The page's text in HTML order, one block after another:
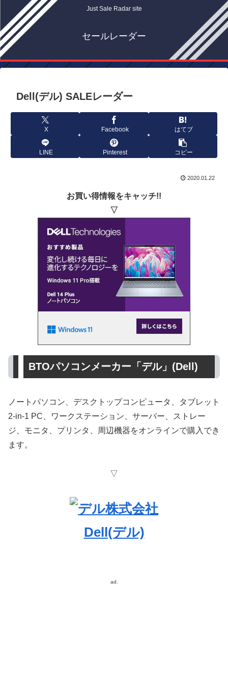
Just Sale Radar site
セールレーダー
Dell(デル) SALEレーダー
X Facebook はてブ
LINE Pinterest コピー
2020.01.22
お買い得情報をキャッチ!!
▽
BTOパソコンメーカー「デル」(Dell)
ノートパソコン、デスクトップコンピュータ、タブレット
2-in-1 PC、ワークステーション、サーバー、ストレー
ジ、モニタ、プリンタ、周辺機器をオンラインで購入でき
ます。
▽
Dell(デル)
ad.